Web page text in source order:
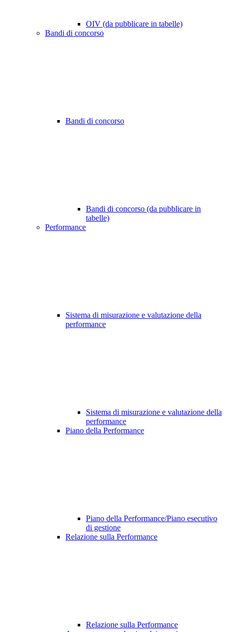
OIV (da pubblicare in tabelle)
Bandi di concorso
Bandi di concorso
Bandi di concorso (da pubblicare in
tabelle)
Performance
Sistema di misurazione e valutazione della
performance
Sistema di misurazione e valutazione della
performance
Piano della Performance
Piano della Performance/Piano esecutivo
di gestione
Relazione sulla Performance
Relazione sulla Performance